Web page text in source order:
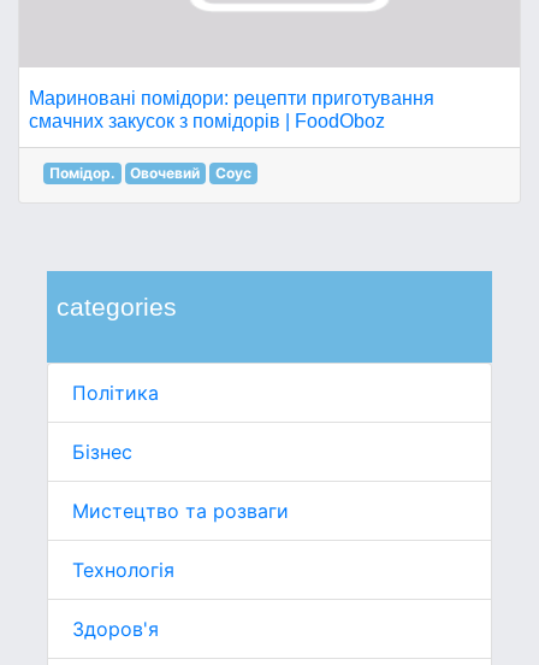
categories
Політика
Бізнес
Мистецтво та розваги
Технологія
Здоров'я
Мариновані помідори: рецепти приготування
смачних закусок з помідорів | FoodOboz
Помідор. Овочевий Соус